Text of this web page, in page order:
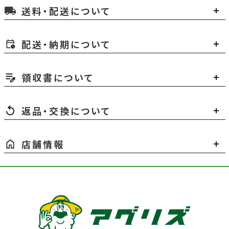
local_shipping 送料・配送について
配送・納期について
領収書について
返品・交換について
店舗情報